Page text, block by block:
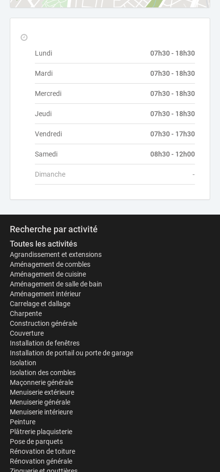
Lundi 07h30 - 18h30
Mardi 07h30 - 18h30
Mercredi 07h30 - 18h30
Jeudi 07h30 - 18h30
Vendredi 07h30 - 17h30
Samedi 08h30 - 12h00
Dimanche -
Recherche par activité
Toutes les activités
Agrandissement et extensions
Aménagement de combles
Aménagement de cuisine
Aménagement de salle de bain
Aménagement intérieur
Carrelage et dallage
Charpente
Construction générale
Couverture
Installation de fenêtres
Installation de portail ou porte de garage
Isolation
Isolation des combles
Maçonnerie générale
Menuiserie extérieure
Menuiserie générale
Menuiserie intérieure
Peinture
Plâtrerie plaquisterie
Pose de parquets
Rénovation de toiture
Rénovation générale